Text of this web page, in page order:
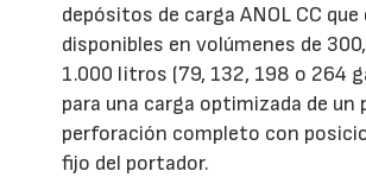
depósitos de carga ANOL CC
disponibles en volúmenes de
1.000 litros (79, 132, 198 o 264
para una carga optimizada de un
perforación completo con
fijo del portador.